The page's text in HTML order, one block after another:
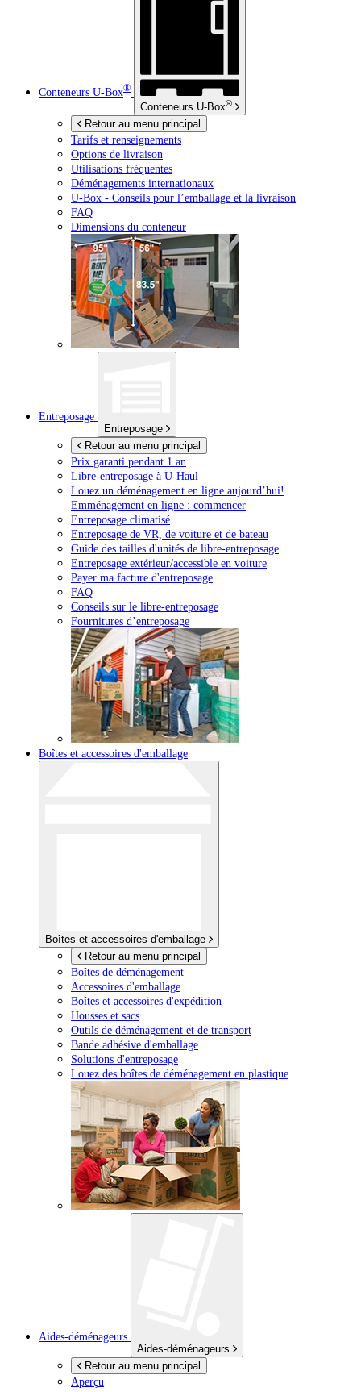
Conteneurs U-Box®
Conteneurs U-Box®
Retour au menu principal
Tarifs et renseignements
Options de livraison
Utilisations fréquentes
Déménagements internationaux
U-Box - Conseils pour l’emballage et la livraison
FAQ
Dimensions du conteneur
Entreposage
Entreposage
Retour au menu principal
Prix garanti pendant 1 an
Libre-entreposage à U-Haul
Louez un déménagement en ligne aujourd’hui!
Emménagement en ligne : commencer
Entreposage climatisé
Entreposage de VR, de voiture et de bateau
Guide des tailles d'unités de libre-entreposage
Entreposage extérieur/accessible en voiture
Payer ma facture d'entreposage
FAQ
Conseils sur le libre-entreposage
Fournitures d’entreposage
Boîtes et accessoires d'emballage
Boîtes et accessoires d'emballage
Retour au menu principal
Boîtes de déménagement
Accessoires d'emballage
Boîtes et accessoires d'expédition
Housses et sacs
Outils de déménagement et de transport
Bande adhésive d'emballage
Solutions d'entreposage
Louez des boîtes de déménagement en plastique
Aides-déménageurs
Aides-déménageurs
Retour au menu principal
Aperçu